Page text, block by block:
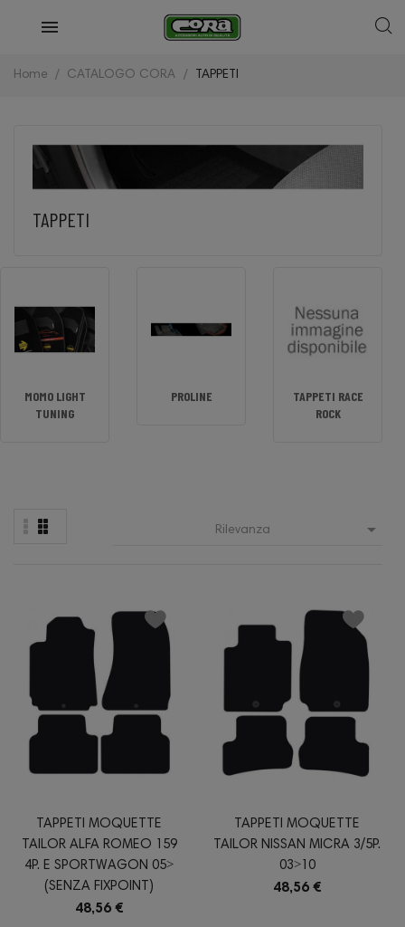
Home CATALOGO CORA TAPPETI
TAPPETI
MOMO LIGHT
TUNING
PROLINE
TAPPETI RACE
ROCK
Rilevanza 
TAPPETI MOQUETTE
TAILOR ALFA ROMEO 159
4P. E SPORTWAGON 05˃
(SENZA FIXPOINT)
48,56 €
TAPPETI MOQUETTE
TAILOR NISSAN MICRA 3/5P.
03˃10
48,56 €